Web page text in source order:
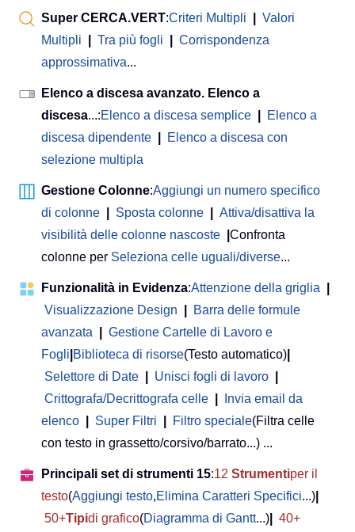
Super CERCA.VERT:Criteri Multipli
Valori
Multipli
Tra più fogli
Corrispondenza
approssimativa...
Elenco a discesa avanzato. Elenco a
discesa...:Elenco a discesa semplice
Elenco a
discesa dipendente
Elenco a discesa con
selezione multipla
Gestione Colonne:Aggiungi un numero specifico
di colonne
Sposta colonne
Attiva/disattiva la
visibilità delle colonne nascoste
Confronta
colonne per Seleziona celle uguali/diverse...
Funzionalità in Evidenza:Attenzione della griglia
Visualizzazione Design
Barra delle formule
avanzata
Gestione Cartelle di Lavoro e
Fogli Biblioteca di risorse(Testo automatico)
Selettore di Date
Unisci fogli di lavoro
Crittografa/Decrittografa celle
Invia email da
elenco
Super Filtri Filtro speciale(Filtra celle
con testo in grassetto/corsivo/barrato...) ...
Principali set di strumenti 15:12 Strumentiper il
testo(Aggiungi testo,Elimina Caratteri Specifici...)
50+Tipidi grafico(Diagramma di Gantt...)
40+